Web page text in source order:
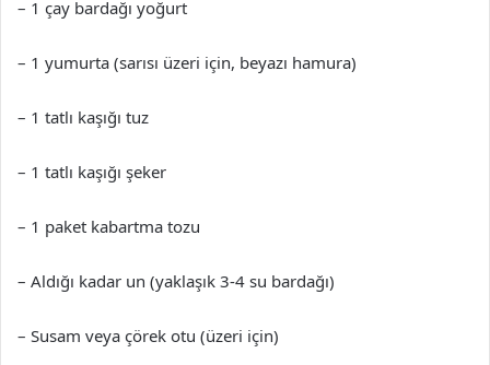
– 1 çay bardağı yoğurt
– 1 yumurta (sarısı üzeri için, beyazı hamura)
– 1 tatlı kaşığı tuz
– 1 tatlı kaşığı şeker
– 1 paket kabartma tozu
– Aldığı kadar un (yaklaşık 3-4 su bardağı)
– Susam veya çörek otu (üzeri için)